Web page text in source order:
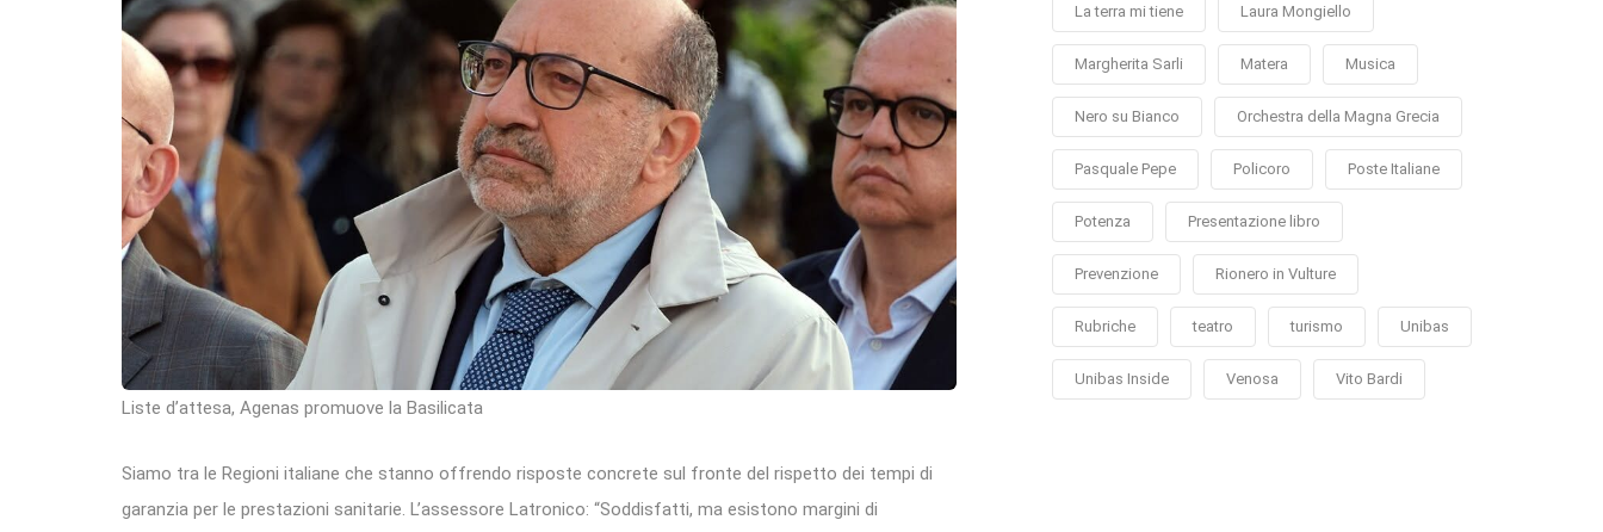
Liste d’attesa, Agenas promuove la Basilicata
Siamo tra le Regioni italiane che stanno offrendo risposte concrete sul fronte del rispetto dei tempi di
garanzia per le prestazioni sanitarie. L’assessore Latronico: “Soddisfatti, ma esistono margini di
La terra mi tiene Laura Mongiello
Margherita Sarli Matera Musica
Nero su Bianco Orchestra della Magna Grecia
Pasquale Pepe Policoro Poste Italiane
Potenza Presentazione libro
Prevenzione Rionero in Vulture
Rubriche teatro turismo Unibas
Unibas Inside Venosa Vito Bardi